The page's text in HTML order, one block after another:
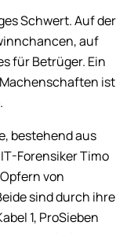
Schwert. Auf der
auf
für Betrüger. Ein
ist
bestehend aus
Forensiker Timo
von
sind durch ihre
1, ProSieben